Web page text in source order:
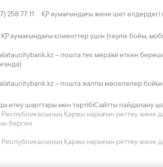
258 77 11 ҚР аумағындағы және шет елдердегі
ҚР аумағындағы клиенттер үшін (тәулік бойы,
– пошта тек мерзімі өткен
– пошта жалпы мәселелер
Республикасының Қаржы нарығын реттеу және
берген
Республикасының Қаржы нарығын реттеу және
өтеу шарттары мен тәртібіСайтты пайдалану